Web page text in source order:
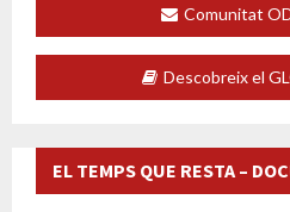
Comunitat
Descobreix el
EL TEMPS QUE RESTA –